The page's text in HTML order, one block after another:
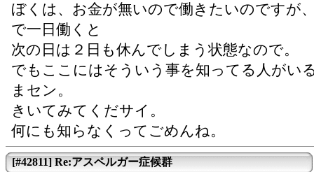
ぼくは、お金が無いので働きたいのですが
で一日働くと
次の日は２日も休んでしまう状態なので。
でもここにはそういう事を知ってる人がい
まセン。
きいてみてくだサイ。
何にも知らなくってごめんね。
[#42811] Re:アスペルガー症候群